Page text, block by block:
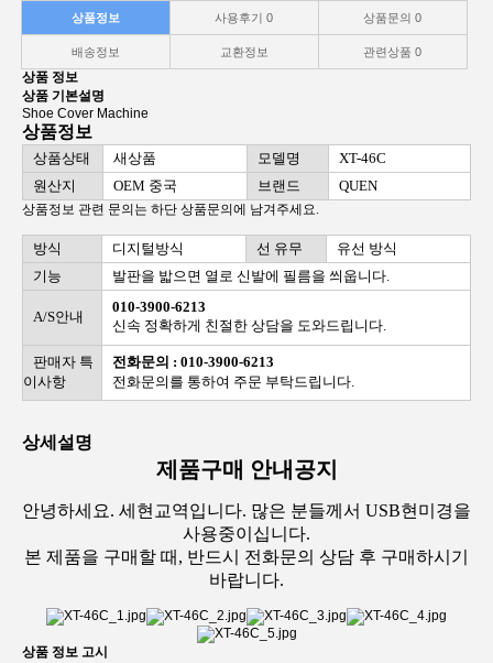
상품정보 사용후기0 상품문의0
배송정보 교환정보 관련상품0
상품 정보
상품 기본설명
Shoe Cover Machine
상품정보
상품상태 새상품 모델명
XT-46C
원산지
OEM 중국 브랜드 QUEN
상품정보 관련 문의는 하단 상품문의에 남겨주세요.
방식 디지털방식 선 유무
유선 방식
기능
발판을 밟으면 열로 신발에 필름을 씌웁니다.
A/S안내
010-3900-6213
신속 정확하게 친절한 상담을 도와드립니다.
판매자 특
이사항
전화문의 : 010-3900-6213
전화문의를 통하여 주문 부탁드립니다.
상세설명
제품구매 안내공지
안녕하세요. 세현교역입니다. 많은 분들께서 USB현미경을
사용중이십니다.
본 제품을 구매할 때, 반드시 전화문의 상담 후 구매하시기
바랍니다.
상품 정보 고시